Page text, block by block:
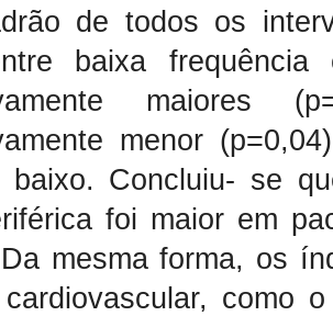
de todos os
baixa
menor
baixo. Concluiu- se
foi maior em
mesma forma, os
como